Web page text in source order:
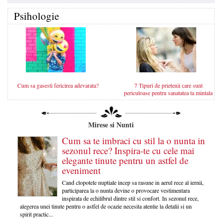
Psihologie
Cum sa gasesti fericirea adevarata?
7 Tipuri de prietenii care sunt
periculoase pentru sanatatea ta mintala
Mirese si Nunti
Cum sa te imbraci cu stil la o nunta in
sezonul rece? Inspira-te cu cele mai
elegante tinute pentru un astfel de
eveniment
Cand clopotele nuptiale incep sa rasune in aerul rece al iernii,
participarea la o nunta devine o provocare vestimentara
inspirata de echilibrul dintre stil si confort. In sezonul rece,
alegerea unei tinute pentru o astfel de ocazie necesita atentie la detalii si un
spirit practic...